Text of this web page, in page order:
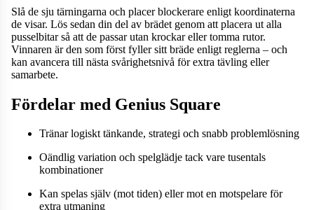
Slå de sju tärningarna och placer blockerare enligt koordinaterna
de visar. Lös sedan din del av brädet genom att placera ut alla
pusselbitar så att de passar utan krockar eller tomma rutor.
Vinnaren är den som först fyller sitt bräde enligt reglerna – och
kan avancera till nästa svårighetsnivå för extra tävling eller
samarbete.
Fördelar med Genius Square
Tränar logiskt tänkande, strategi och snabb problemlösning
Oändlig variation och spelglädje tack vare tusentals
kombinationer
Kan spelas själv (mot tiden) eller mot en motspelare för
extra utmaning